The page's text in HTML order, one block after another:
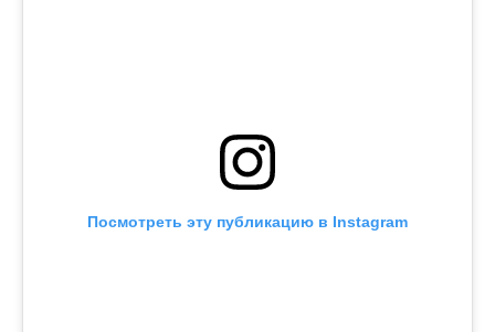
Посмотреть эту публикацию в Instagram